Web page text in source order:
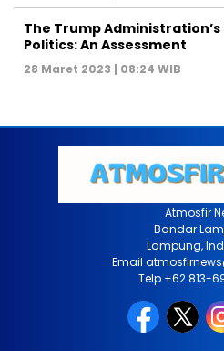
The Trump Administration’s
Politics: An Assessment
28 Maret 2023 | 08:24 WIB
Atmosfir
Bandar
Lampung,
Email
Telp +62 813-